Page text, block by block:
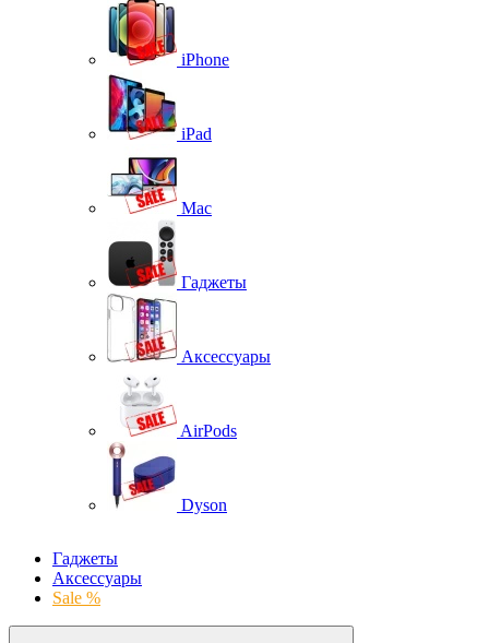
iPhone
iPad
Mac
Гаджеты
Аксессуары
AirPods
Dyson
Гаджеты
Аксессуары
Sale %